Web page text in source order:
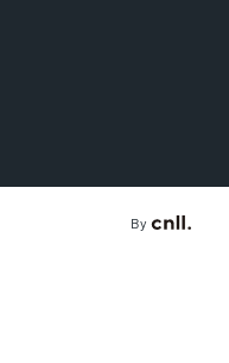
By